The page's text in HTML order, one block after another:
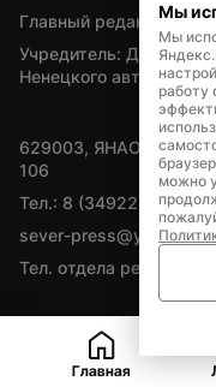
Главный редактор —
Учредитель:
Ненецкого
629003, ЯНАО,
106
Тел.: 8 (34922) 71262
sever-press@yamal-
Тел. отдела рекламы:
Мы
Мы
работу
можно